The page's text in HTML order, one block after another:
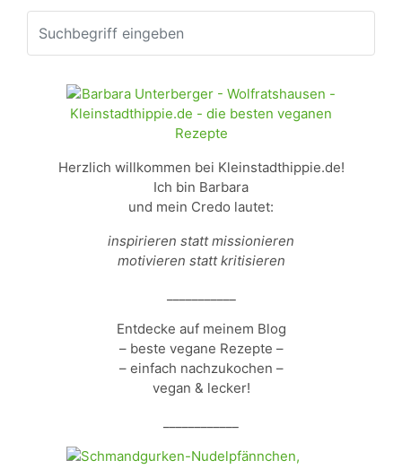
Herzlich willkommen bei Kleinstadthippie.de!
Ich bin Barbara
und mein Credo lautet:
inspirieren statt missionieren
motivieren statt kritisieren
Entdecke auf meinem Blog
– beste vegane Rezepte –
– einfach nachzukochen –
vegan & lecker!